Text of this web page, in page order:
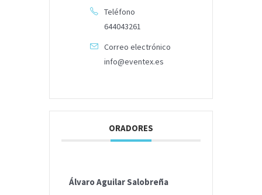
Teléfono
644043261
Correo electrónico
info@eventex.es
ORADORES
Álvaro Aguilar Salobreña